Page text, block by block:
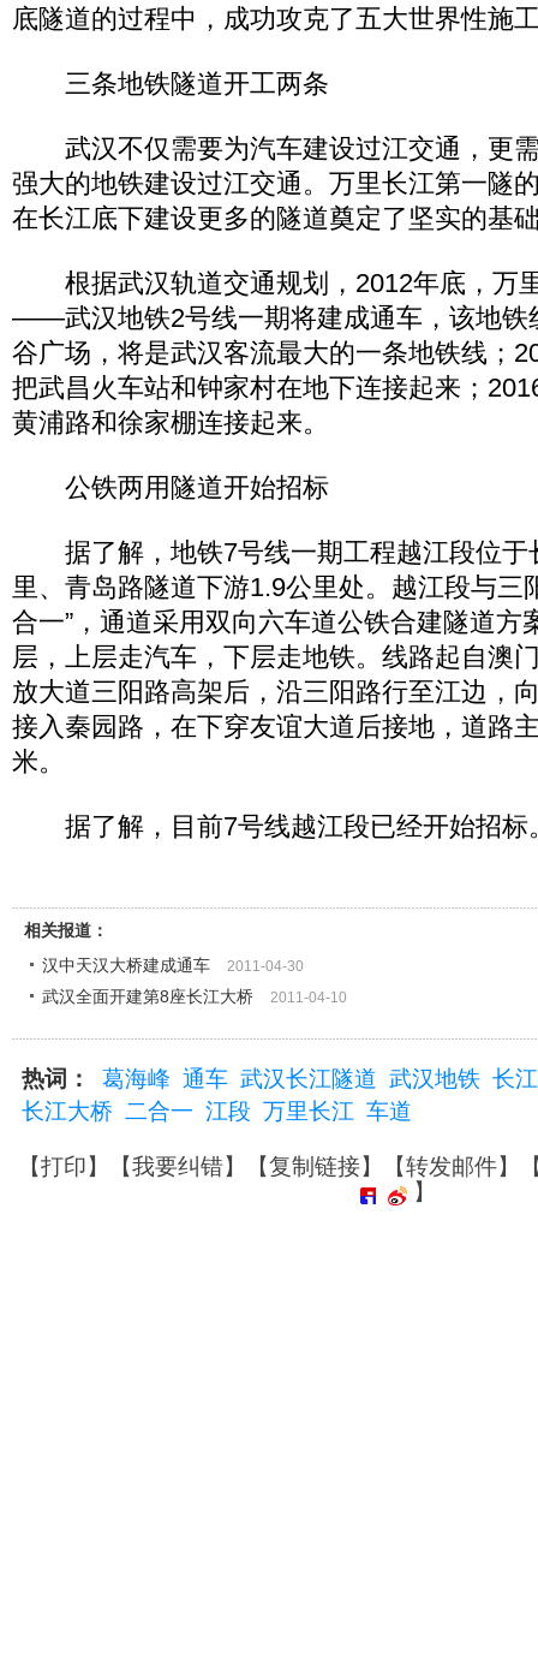
底隧道的过程中，成功攻克了五大世界性施
三条地铁隧道开工两条
武汉不仅需要为汽车建设过江交通，更
强大的地铁建设过江交通。万里长江第一隧
在长江底下建设更多的隧道奠定了坚实的基
根据武汉轨道交通规划，2012年底，万
——武汉地铁2号线一期将建成通车，该地铁
谷广场，将是武汉客流最大的一条地铁线；
把武昌火车站和钟家村在地下连接起来；
黄浦路和徐家棚连接起来。
公铁两用隧道开始招标
据了解，地铁7号线一期工程越江段位于
里、青岛路隧道下游1.9公里处。越江段与三
合一”，通道采用双向六车道公铁合建隧道方
层，上层走汽车，下层走地铁。线路起自澳
放大道三阳路高架后，沿三阳路行至江边，
接入秦园路，在下穿友谊大道后接地，道路
米。
据了解，目前7号线越江段已经开始招标
相关报道：
汉中天汉大桥建成通车
2011-04-30
武汉全面开建第8座长江大桥 2011-04-10
热词： 葛海峰 通车 武汉长江隧道 武汉地铁 长
长江大桥 二合一 江段 万里长江 车道
【打印】【我要纠错】【复制链接】【转发邮件】
】